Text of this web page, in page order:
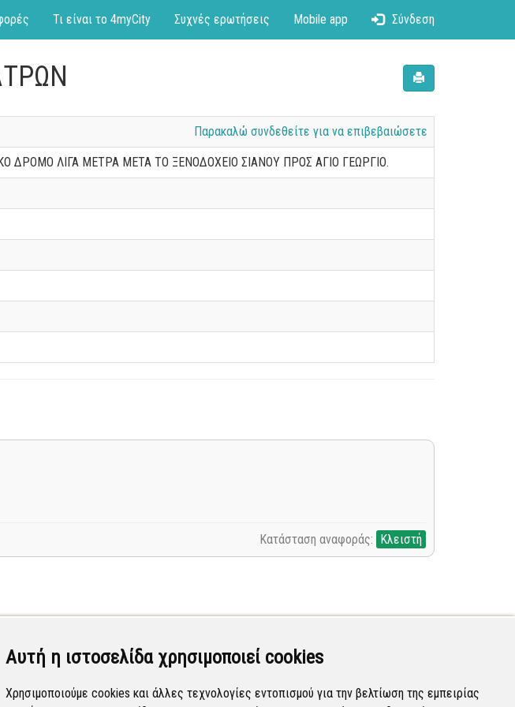
Αυτή η ιστοσελίδα χρησιμοποιεί cookies
Χρησιμοποιούμε cookies και άλλες τεχνολογίες εντοπισμού για την βελτίωση της εμπειρίας
Τι είναι το 4myCity Συχνές ερωτήσεις Mobile app Σύνδεση
Παρακαλώ συνδεθείτε για να επιβεβαιώσετε
ΛΙΓΑ ΜΕΤΡΑ ΜΕΤΑ ΤΟ ΞΕΝΟΔΟΧΕΙΟ ΣΙΑΝΟΥ ΠΡΟΣ ΑΓΙΟ ΓΕΩΡΓΙΟ.
Κατάσταση αναφοράς: Κλειστή